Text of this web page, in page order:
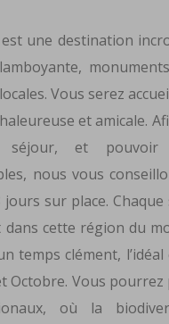
est une destination
Vous serez
et amicale.
séjour, et pouvoir
nous vous
sur place.
dans cette région du
temps clément,
Octobre. Vous
où la